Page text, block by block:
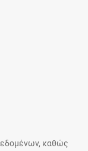
καθώς